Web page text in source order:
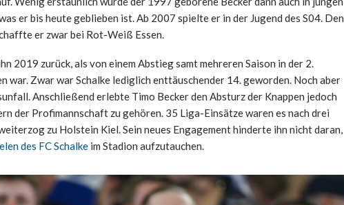
er bis heute geblieben ist. Ab 2007 spielte er in der Jugend des S04. Den
er zwar bei Rot-Weiß Essen.
2019 zurück, als von einem Abstieg samt mehreren Saison in der 2.
war. Zwar war Schalke lediglich enttäuschender 14. geworden. Noch aber
Anschließend erlebte Timo Becker den Absturz der Knappen jedoch
der Profimannschaft zu gehören. 35 Liga-Einsätze waren es nach drei
zu Holstein Kiel. Sein neues Engagement hinderte ihn nicht daran,
des FC Schalke im Stadion aufzutauchen.